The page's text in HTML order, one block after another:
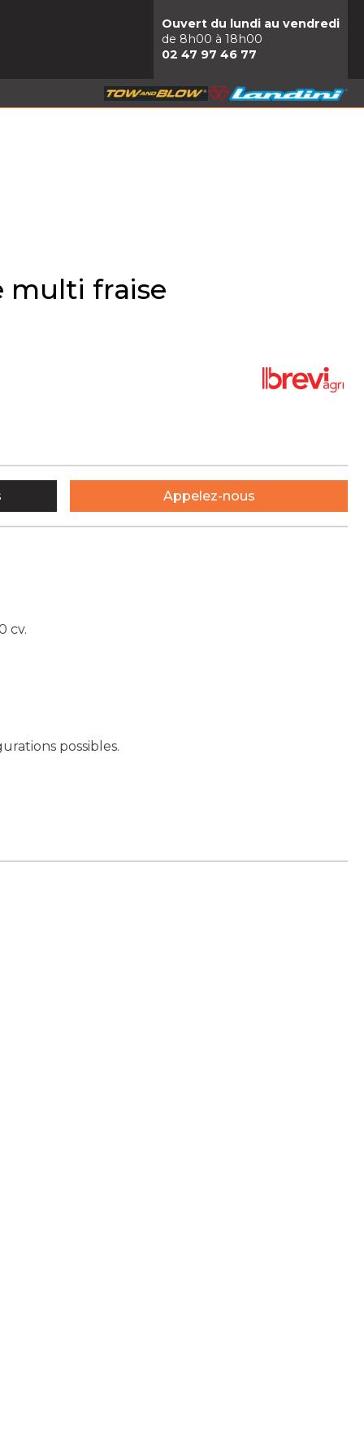
Ouvert du lundi au vendredi
de 8h00 à 18h00
02 47 97 46 77
multi fraise
cv.
possibles.
Appelez-nous